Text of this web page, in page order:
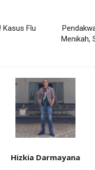
Kasus Flu
Menikah,
Hizkia Darmayana